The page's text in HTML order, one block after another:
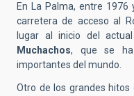
En La Palma, entre
carretera de acceso al
lugar al inicio del actual
Muchachos, que se
importantes del mundo.
Otro de los grandes